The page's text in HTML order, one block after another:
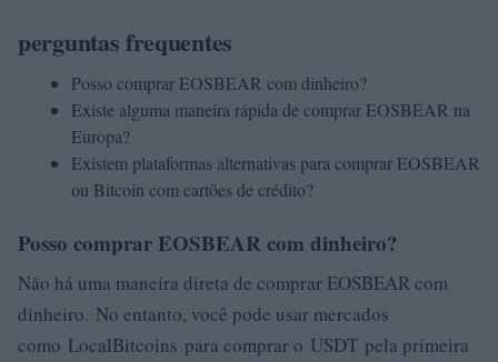
perguntas frequentes
Posso comprar EOSBEAR com dinheiro?
Existe alguma maneira rápida de comprar EOSBEAR na
Europa?
Existem plataformas alternativas para comprar EOSBEAR
ou Bitcoin com cartões de crédito?
Posso comprar EOSBEAR com dinheiro?
Não há uma maneira direta de comprar EOSBEAR com
dinheiro. No entanto, você pode usar mercados
como LocalBitcoins para comprar o USDT pela primeira